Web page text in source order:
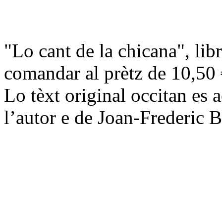
"Lo cant de la chicana",
comandar al prètz de
Lo tèxt original occitan es
l’autor e de Joan-Frederic